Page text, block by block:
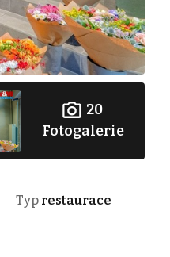
20
Fotogalerie
Typ restaurace